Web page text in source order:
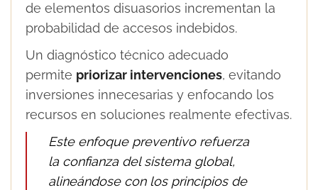
de elementos disuasorios incrementan la
probabilidad de accesos indebidos.
Un diagnóstico técnico adecuado
permite priorizar intervenciones, evitando
inversiones innecesarias y enfocando los
recursos en soluciones realmente efectivas.
Este enfoque preventivo refuerza
la confianza del sistema global,
alineándose con los principios de